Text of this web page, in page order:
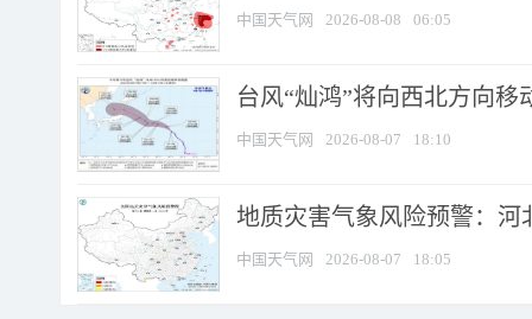
中国天气网 2026-08-08 06:05
台风“灿鸿”将向西北方向移
中国天气网 2026-08-07 18:10
地质灾害气象风险预警：河
中国天气网 2026-08-07 18:05